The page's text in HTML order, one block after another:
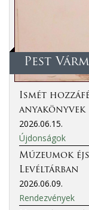
Pest
Ismét
anyakönyvek
2026.06.15.
Újdonságok
Múzeumok
Levéltárban
2026.06.09.
Rendezvények